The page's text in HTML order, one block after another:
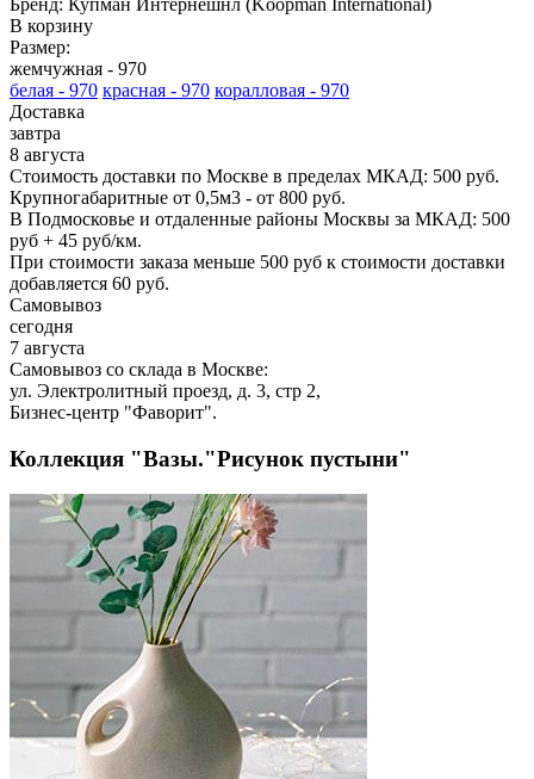
В корзину
Размер:
жемчужная - 970
белая - 970 красная - 970 коралловая - 970
Доставка
завтра
8 августа
Стоимость доставки по Москве в пределах МКАД: 500 руб.
Крупногабаритные от 0,5м3 - от 800 руб.
В Подмосковье и отдаленные районы Москвы за МКАД: 500
руб + 45 руб/км.
При стоимости заказа меньше 500 руб к стоимости доставки
добавляется 60 руб.
Самовывоз
сегодня
7 августа
Самовывоз со склада в Москве:
ул. Электролитный проезд, д. 3, стр 2,
Бизнес-центр "Фаворит".
Коллекция "Вазы."Рисунок пустыни"